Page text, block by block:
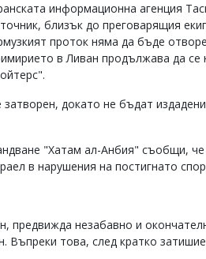
информационна агенция
близък до преговарящия
проток няма да бъде
в Ливан продължава да се
докато не бъдат
"Хатам ал-Анбия" съобщи,
в нарушения на постигнато
незабавно и
Въпреки това, след кратко